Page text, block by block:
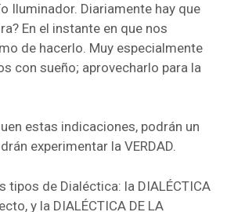
Iluminador. Diariamente hay que
En el instante en que nos
de hacerlo. Muy especialmente
con sueño; aprovecharlo para la
estas indicaciones, podrán un
experimentar la VERDAD.
tipos de Dialéctica: la DIALÉCTICA
y la DIALÉCTICA DE LA